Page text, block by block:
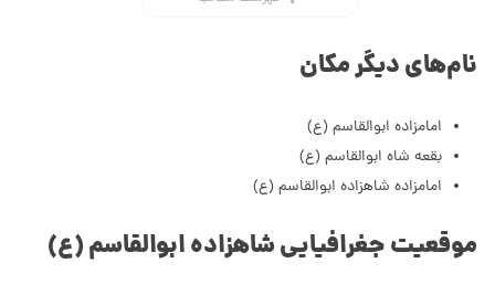
نام‌های دیگر مکان
امامزاده ابوالقاسم (ع)
بقعه شاه ابوالقاسم (ع)
امامزاده شاهزاده ابوالقاسم (ع)
موقعیت جغرافیایی شاهزاده ابوالقاسم (ع)